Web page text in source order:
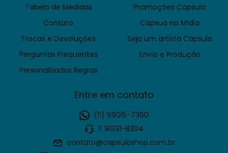
Tabela de Medidas
Contato
Trocas e Devoluções
Perguntas Frequentes
Personalizados Regras
Promoções Cápsula
Cápsua na Mídia
Seja um artista Cápsula
Envio e Produção
Entre em contato
(11) 99015-7360
11 91331-8204
contato@capsulashop.com.br